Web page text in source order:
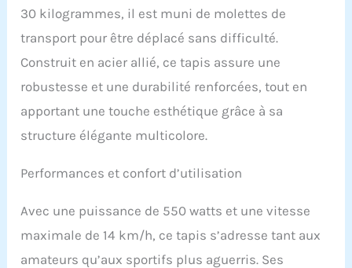
vos objectifs
utilisation du tapis qui
est silencieux ne gênera
【Haut-parleur Bluetooth
et support d'appareil :】
Bluetooth "EsangAudio" à
course performant avec
rend la séance plus
support d'appareil est
parfait pour placer votre
30 kilogrammes, il est muni de molettes de
transport pour être déplacé sans difficulté.
Construit en acier allié, ce tapis assure une
robustesse et une durabilité renforcées, tout en
apportant une touche esthétique grâce à sa
structure élégante multicolore.
Performances et confort d’utilisation
Avec une puissance de 550 watts et une vitesse
maximale de 14 km/h, ce tapis s’adresse tant aux
amateurs qu’aux sportifs plus aguerris. Ses